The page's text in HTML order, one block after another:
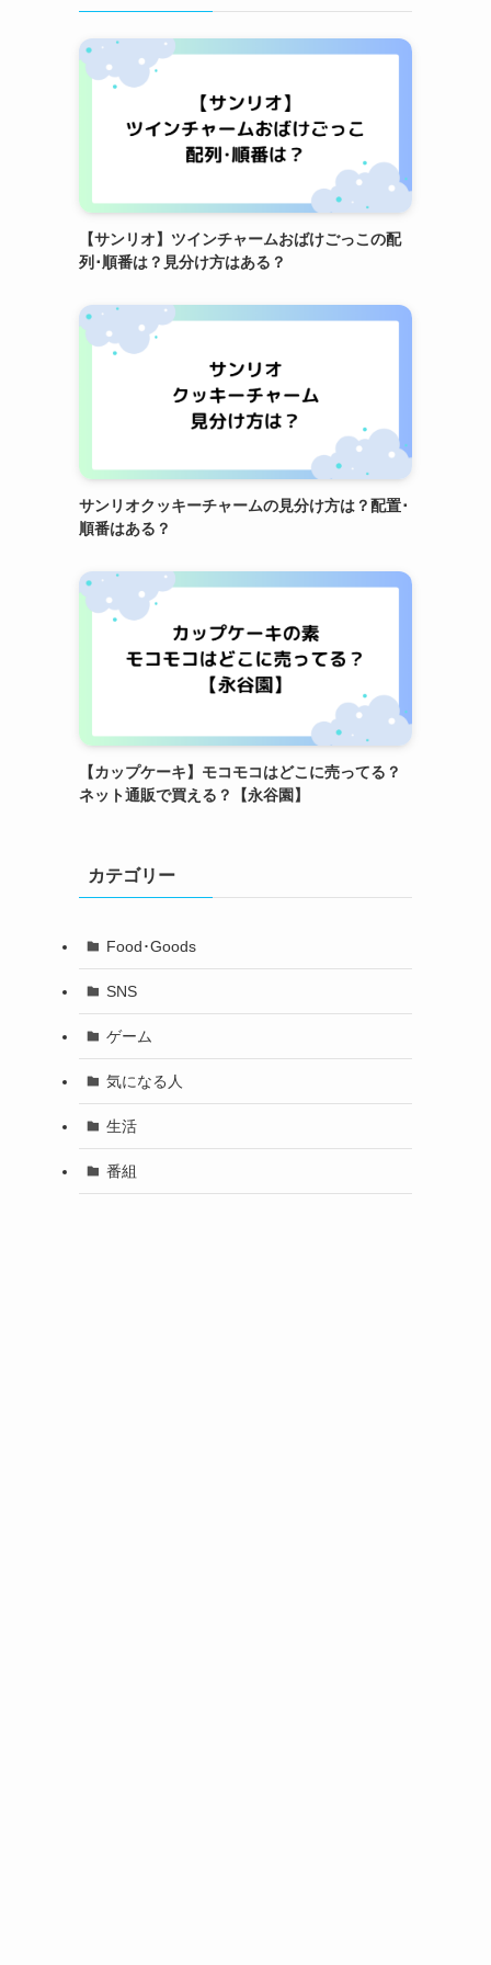
【サンリオ】ツインチャームおばけごっこの配
列･順番は？見分け方はある？
サンリオクッキーチャームの見分け方は？配置･
順番はある？
【カップケーキ】モコモコはどこに売ってる？
ネット通販で買える？【永谷園】
カテゴリー
Food･Goods
SNS
ゲーム
気になる人
生活
番組